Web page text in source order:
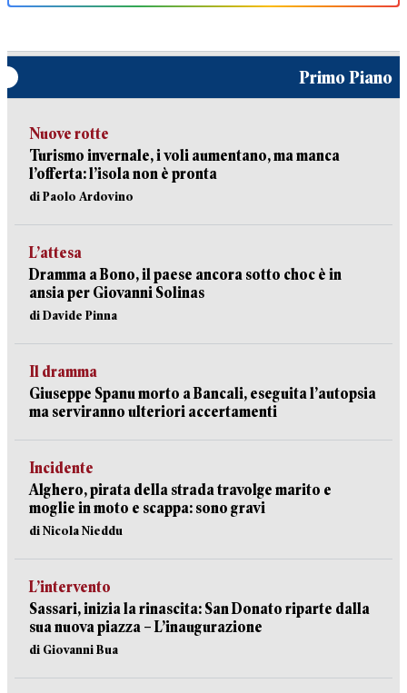
Primo Piano
Nuove rotte
Turismo invernale, i voli aumentano, ma manca
l’offerta: l’isola non è pronta
di Paolo Ardovino
L’attesa
Dramma a Bono, il paese ancora sotto choc è in
ansia per Giovanni Solinas
di Davide Pinna
Il dramma
Giuseppe Spanu morto a Bancali, eseguita l’autopsia
ma serviranno ulteriori accertamenti
Incidente
Alghero, pirata della strada travolge marito e
moglie in moto e scappa: sono gravi
di Nicola Nieddu
L’intervento
Sassari, inizia la rinascita: San Donato riparte dalla
sua nuova piazza – L’inaugurazione
di Giovanni Bua